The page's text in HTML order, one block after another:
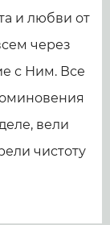
и любви от
через
с Ним. Все
вели
чистоту